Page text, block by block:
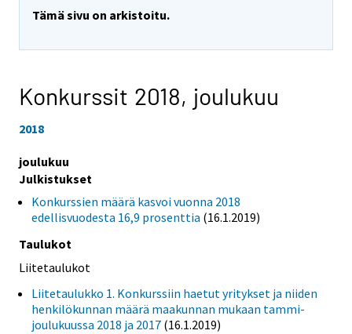
Tämä sivu on arkistoitu.
Konkurssit 2018, joulukuu
2018
joulukuu
Julkistukset
Konkurssien määrä kasvoi vuonna 2018
edellisvuodesta 16,9 prosenttia (16.1.2019)
Taulukot
Liitetaulukot
Liitetaulukko 1. Konkurssiin haetut yritykset ja niiden
henkilökunnan määrä maakunnan mukaan tammi-
joulukuussa 2018 ja 2017 (16.1.2019)